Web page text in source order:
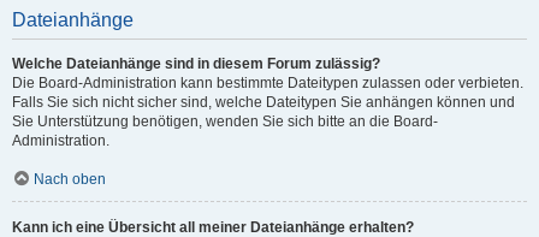
Dateianhänge
Welche Dateianhänge sind in diesem Forum zulässig?
Die Board-Administration kann bestimmte Dateitypen zulassen oder verbieten.
Falls Sie sich nicht sicher sind, welche Dateitypen Sie anhängen können und
Sie Unterstützung benötigen, wenden Sie sich bitte an die Board-
Administration.
Nach oben
Kann ich eine Übersicht all meiner Dateianhänge erhalten?